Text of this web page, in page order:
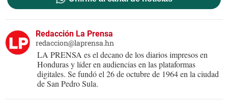
Redacción La Prensa
redaccion@laprensa.hn
LA PRENSA es el decano de los diarios impresos en
Honduras y líder en audiencias en las plataformas
digitales. Se fundó el 26 de octubre de 1964 en la ciudad
de San Pedro Sula.